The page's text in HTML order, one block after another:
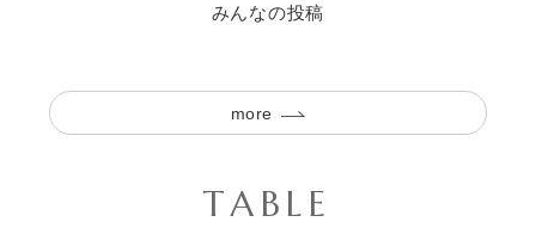
みんなの投稿
more
TABLE